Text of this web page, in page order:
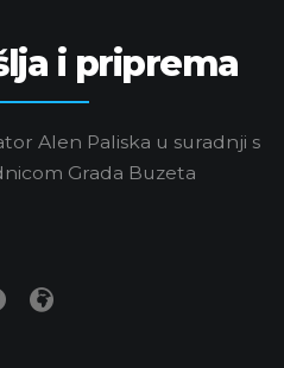
i priprema
Alen Paliska u suradnji s
Grada Buzeta